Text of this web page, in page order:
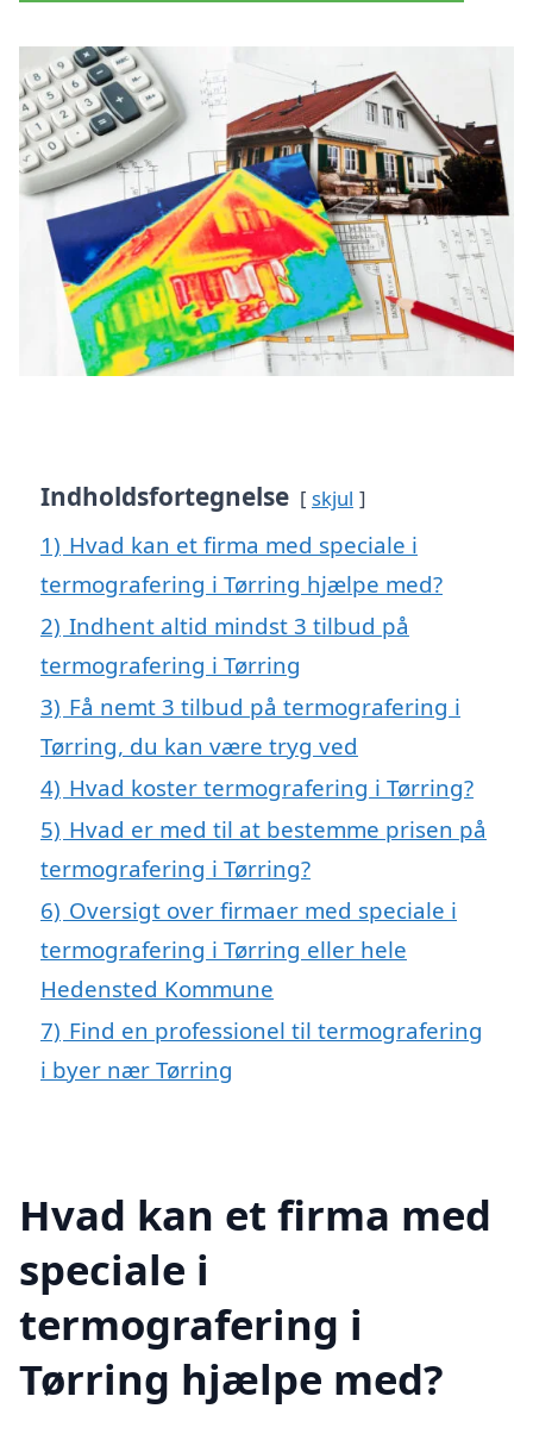
Indholdsfortegnelse skjul
1) Hvad kan et firma med speciale i
termografering i Tørring hjælpe med?
2) Indhent altid mindst 3 tilbud på
termografering i Tørring
3) Få nemt 3 tilbud på termografering i
Tørring, du kan være tryg ved
4) Hvad koster termografering i Tørring?
5) Hvad er med til at bestemme prisen på
termografering i Tørring?
6) Oversigt over firmaer med speciale i
termografering i Tørring eller hele
Hedensted Kommune
7) Find en professionel til termografering
i byer nær Tørring
Hvad kan et firma med
speciale i
termografering i
Tørring hjælpe med?